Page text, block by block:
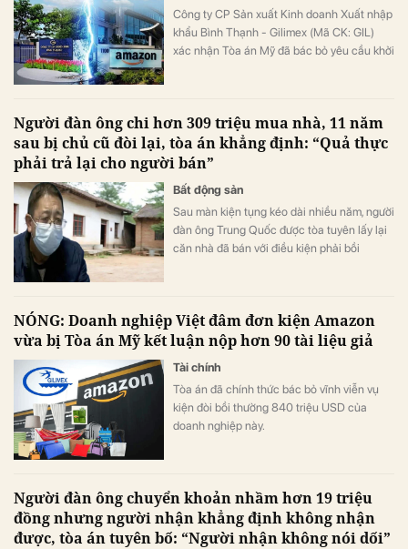
Công ty CP Sản xuất Kinh doanh Xuất nhập
khẩu Bình Thạnh - Gilimex (Mã CK: GIL)
xác nhận Tòa án Mỹ đã bác bỏ yêu cầu khởi
Người đàn ông chi hơn 309 triệu mua nhà, 11 năm
sau bị chủ cũ đòi lại, tòa án khẳng định: “Quả thực
phải trả lại cho người bán”
Bất động sản
Sau màn kiện tụng kéo dài nhiều năm, người
đàn ông Trung Quốc được tòa tuyên lấy lại
căn nhà đã bán với điều kiện phải bồi
NÓNG: Doanh nghiệp Việt đâm đơn kiện Amazon
vừa bị Tòa án Mỹ kết luận nộp hơn 90 tài liệu giả
Tài chính
Tòa án đã chính thức bác bỏ vĩnh viễn vụ
kiện đòi bồi thường 840 triệu USD của
doanh nghiệp này.
Người đàn ông chuyển khoản nhầm hơn 19 triệu
đồng nhưng người nhận khẳng định không nhận
được, tòa án tuyên bố: “Người nhận không nói dối”